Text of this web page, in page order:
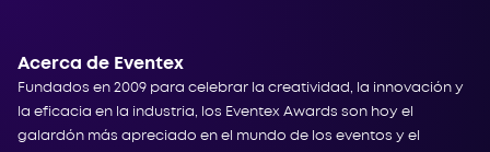
Acerca de Eventex
Fundados en 2009 para celebrar la creatividad, la innovación y
la eficacia en la industria, los Eventex Awards son hoy el
galardón más apreciado en el mundo de los eventos y el